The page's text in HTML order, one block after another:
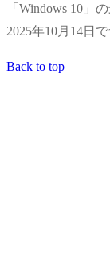
「Windows 10」
2025年10月14日
Back to top